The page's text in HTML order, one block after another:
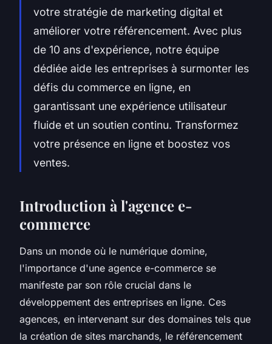
votre stratégie de marketing digital et
améliorer votre référencement. Avec plus
de 10 ans d'expérience, notre équipe
dédiée aide les entreprises à surmonter les
défis du commerce en ligne, en
garantissant une expérience utilisateur
fluide et un soutien continu. Transformez
votre présence en ligne et boostez vos
ventes.
Introduction à l'agence e-
commerce
Dans un monde où le numérique domine,
l'importance d'une agence e-commerce se
manifeste par son rôle crucial dans le
développement des entreprises en ligne. Ces
agences, en intervenant sur des domaines tels que
la création de sites marchands, le référencement